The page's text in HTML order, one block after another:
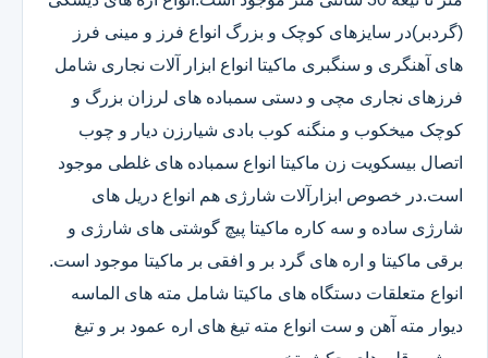
(گردبر)در سایزهای کوچک و بزرگ انواع فرز و مینی فرز
های آهنگری و سنگبری ماکیتا انواع ابزار آلات نجاری شامل
فرزهای نجاری مچی و دستی سمباده های لرزان بزرگ و
کوچک میخکوب و منگنه کوب بادی شیارزن دیار و چوب
اتصال بیسکویت زن ماکیتا انواع سمباده های غلطی موجود
است.در خصوص ابزارآلات شارژی هم انواع دریل های
شارژی ساده و سه کاره ماکیتا پیچ گوشتی های شارژی و
برقی ماکیتا و اره های گرد بر و افقی بر ماکیتا موجود است.
انواع متعلقات دستگاه های ماکیتا شامل مته های الماسه
دیوار مته آهن و ست انواع مته تیغ های اره عمود بر و تیغ